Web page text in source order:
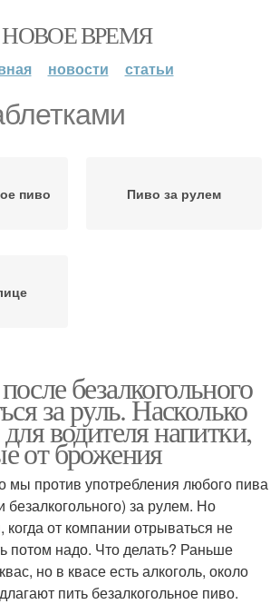
НОВОЕ ВРЕМЯ
новости статьи
пиво Пиво за рулем
безалкогольного
за руль. Насколько
водителя напитки,
от брожения
мы против употребления любого пива
безалкогольного) за рулем. Но
от компании отрываться не
потом надо. Что делать? Раньше
но в квасе есть алкоголь, около
пить безалкогольное пиво.